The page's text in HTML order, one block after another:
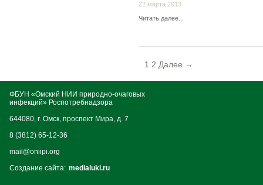
22 марта 2013
Читать далее...
1 2 Далее →
ФБУН «Омский НИИ природно-очаговых
инфекций» Роспотребнадзора
644080, г. Омск, проспект Мира, д. 7
8 (3812) 65-12-36
mail@oniipi.org
Создание сайта: medialuki.ru